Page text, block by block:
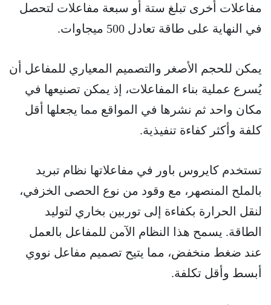
مفاعلات أخرى تبلغ ستة أو سبعة مفاعلات لتحصل
في النهاية على طاقة تعادل 500 ميجاوات.
يمكن للحجم الأصغر والتصميم المعياري للمفاعل أن
يُسرع عملية بناء المفاعلات، إذ يمكن تصنيعها في
مكان واحد ثم نشرها في المواقع مما يجعلها أقل
كلفة وأكثر كفاءة تنفيذية.
تستخدم كايروس باور في مفاعلاتها نظام تبريد
بالملح المنصهر، مع وقود من نوع الحصى الخزفي،
لنقل الحرارة بكفاءة إلى توربين بخاري لتوليد
الطاقة. يسمح هذا النظام الآمن للمفاعل بالعمل
عند ضغط منخفض، مما يتيح تصميم مفاعل نووي
أبسط وأقل تكلفة.